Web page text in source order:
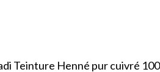
Teinture Henné pur cuivré